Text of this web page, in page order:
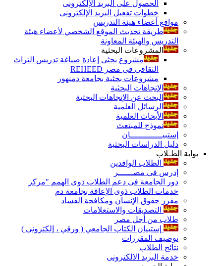
الحصول على البريد الإلكترونى
خطوات تفعيل البريد الإلكترونى
مواقع أعضاء هيئة التدريس
طريقة تحديث الموقع الشخصي لأعضاء هيئة
التدريس والهيئة المعاونة
المشروعات البحثية
مشروع بحثى إعادة صياغة تدريس التراث
الثقافى فى مصر REHEED
مشروعات بحثية بجامعة دمنهور
الإتجاهات البحثية
البحث عن الإتجاهات البحثية
الرسائل العلمية
الأبحاث العلمية
نموذج للمبتعث
إستبيـــــــــــــان
دليل الدراسات البحثية
بوابة الطـلاب
الطلاب الوافدين
إدرس فى مصــــــر
دور الجامعة فى دعم الطلاب ذوى الهمم "مركز
خدمات الطلاب ذوى الإعاقة بجامعة دم
مقرر حقوق الإنسان ومكافحة الفساد
التصديقات والاستعلامات
طلاب من أجل مصر
إستبيان الكتاب الجامعي ( ورقي ، إلكتروني )
توصيف المقررات
نتائج الطلاب
خدمة البريد الالكترونى